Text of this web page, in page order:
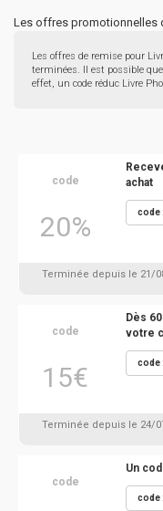
Les offres promotionnelles
Les offres de remise pour
terminées. Il est possible
effet, un code réduc Livre
code
20%
achat
code
Terminée depuis le 21/
code
15€
Dès
votre
code
Terminée depuis le 24/
code
Un
code